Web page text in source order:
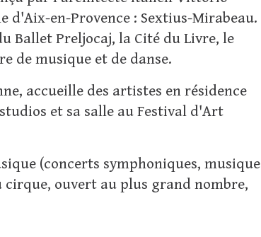
en-Provence : Sextius-Mirabeau.
Ballet Preljocaj, la Cité du Livre, le
de musique et de danse.
accueille des artistes en résidence
et sa salle au Festival d'Art
(concerts symphoniques, musique
cirque, ouvert au plus grand nombre,